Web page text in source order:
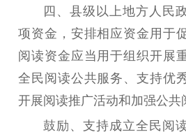
文化交流
体制改革
紫金文化艺术节
品牌活动
精神文明
文明创建 文明实践
先进典型
四 、 县级以上地方人民
项资金，安排相应资金用于
阅读资金应当用于组织开展
全民阅读公共服务、支持优
开展阅读推广活动和加强公共
鼓励、支持成立全民阅